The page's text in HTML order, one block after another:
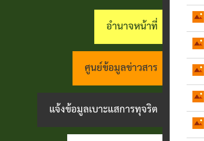
รบ.อำนวย
อำนาจหน้าที่
ศูนย์ข้อมูลข่าวสาร
แจ้งข้อมูลเบาะแสการทุจริต